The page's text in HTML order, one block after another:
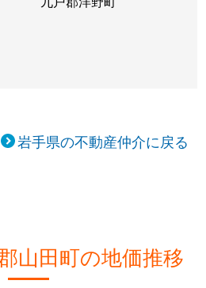
岩手県の不動産仲介に戻る
山田町の地価推移